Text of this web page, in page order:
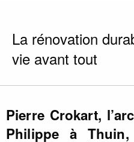
La rénovation
vie avant tout
Pierre Crokart,
Philippe à